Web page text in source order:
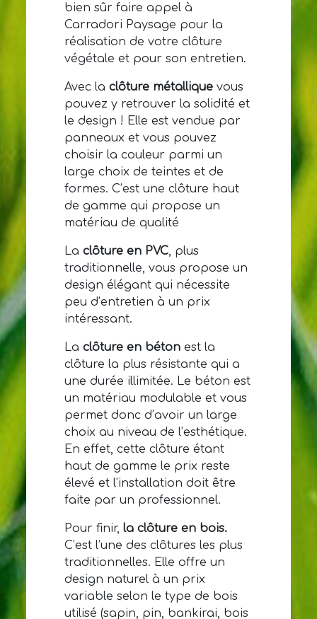
bien sûr faire appel à
Carradori Paysage pour la
réalisation de votre clôture
végétale et pour son entretien.
Avec laclôture métallique vous
pouvez y retrouver la solidité et
le design ! Elle est vendue par
panneaux et vous pouvez
choisir la couleur parmi un
large choix de teintes et de
formes. C’est une clôture haut
de gamme qui propose un
matériau de qualité
Laclôture en PVC, plus
traditionnelle, vous propose un
design élégant qui nécessite
peu d’entretien à un prix
intéressant.
Laclôture en béton est la
clôture la plus résistante qui a
une durée illimitée. Le béton est
un matériau modulable et vous
permet donc d’avoir un large
choix au niveau de l’esthétique.
En effet, cette clôture étant
haut de gamme le prix reste
élevé et l’installation doit être
faite par un professionnel.
Pour finir,la clôture en bois.
C’est l’une des clôtures les plus
traditionnelles. Elle offre un
design naturel à un prix
variable selon le type de bois
utilisé (sapin, pin, bankirai, bois